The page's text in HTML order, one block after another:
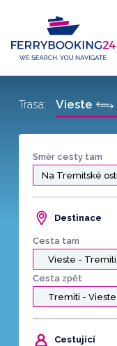
Směr cesty tam
Destinace
Cesta tam
Cesta zpět
Cestující
Trasa: Vieste